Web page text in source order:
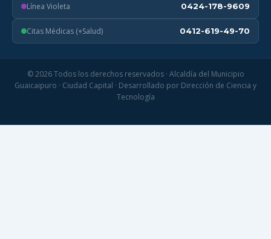
Línea Violeta 0424-178-9609
Citas Médicas (+Salud) 0412-619-49-70
© 2026 Todos los derechos reservados · Alcaldía del Municipio
Guaicaipuro · Ciudad Capital · Desarrollado por Dirección de Ciencia y
Tecnología